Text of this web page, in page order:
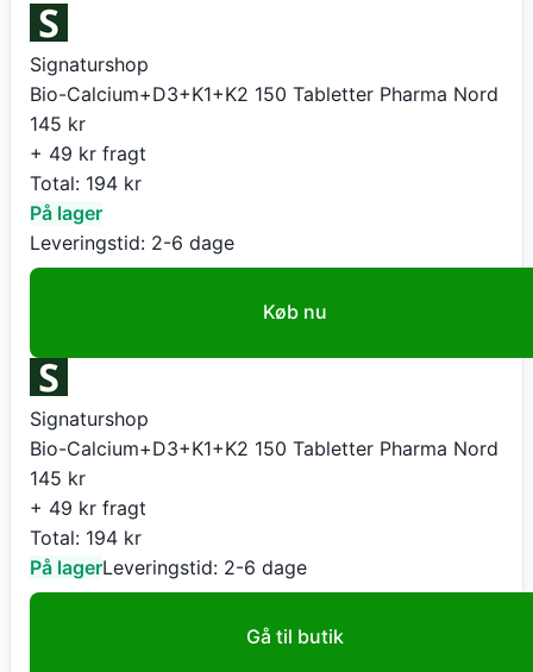
Signaturshop
Bio-Calcium+D3+K1+K2 150 Tabletter Pharma Nord
145 kr
+ 49 kr fragt
Total: 194 kr
På lager
Leveringstid: 2-6 dage
Køb nu
Signaturshop
Bio-Calcium+D3+K1+K2 150 Tabletter Pharma Nord
145 kr
+ 49 kr fragt
Total: 194 kr
På lagerLeveringstid: 2-6 dage
Gå til butik